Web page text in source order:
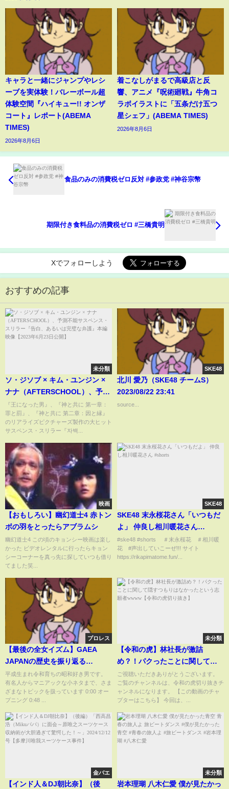
キャラと一緒にジャンプやレシ
ーブを実体験！バレーボール超
体験空間『ハイキュー!! オンザ
コート』レポート(ABEMA
TIMES)
2026年8月6日
着こなしがまるで高級店と反
響、アニメ『呪術廻戦』牛角コ
ラボイラストに「五条だけ五つ
星シェフ」(ABEMA TIMES)
2026年8月6日
食品のみの消費税ゼロ反対 #参政党 #神谷宗幣
期限付き食料品の消費税ゼロ #三橋貴明
Xでフォローしよう
おすすめの記事
未分類
ソ・ジソブ × キム・ユンジン ×
ナナ（AFTERSCHOOL）、予測
不能サスペンス・スリラー『告
白、あるいは完璧な弁護』本編
映像【2023年6月23日公開】
『王になった男』、『神と共に 第一章：
罪と罰』、『神と共に 第二章：因と縁』
のリアライズピクチャーズ製作の大ヒット
サスペンス・スリラー『자백...
SKE48
北川 愛乃（SKE48 チームS）
2023/08/22 23:41
source...
映画
【おもしろい】幽幻道士4 赤トン
ボの羽をとったらアブラムシ
幽幻道士4 この頃のキョンシー映画は楽し
かった ビデオレンタルに行ったらキョン
シーコーナーを真っ先に探していつも借り
てました笑...
SKE48
SKE48 末永桜花さん「いつもだ
よ」 仲良し相川暖花さん
#shorts
#ske48 #shorts ＃末永桜花 ＃相川暖
花 #声出していこーぜ!!! サイト
https://rikapimatome.fun/...
プロレス
【最後の全女イズム】GAEA
JAPANの歴史を振り返る
【GAEAISM】
平成生まれ令和育ちの昭和好き男です。
有名人からマニアックな小ネタまで、さま
ざまなトピックを扱っています 0:00 オー
プニング 0:48 ...
未分類
【令和の虎】林社長が激詰
め？！パクったことに関して隠
すつもりはなかったという志願
者wwww【令和の虎切り抜き】
ご視聴いただきありがとうございます。
ご覧のチャンネルは、令和の虎切り抜きチ
ャンネルになります。 【この動画のチャ
プターはこちら】 今回は、...
金バエ
【インド人＆DJ朝比奈】（後
未分類
岩本理瑚 八木仁愛 僕が見たかっ